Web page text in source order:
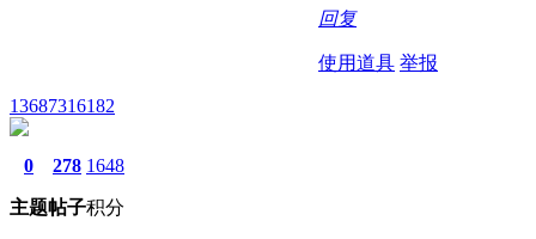
回复
使用道具 举报
13687316182
0
主题
278
帖子
1648
积分